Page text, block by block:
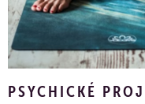
PSYCHICKÉ